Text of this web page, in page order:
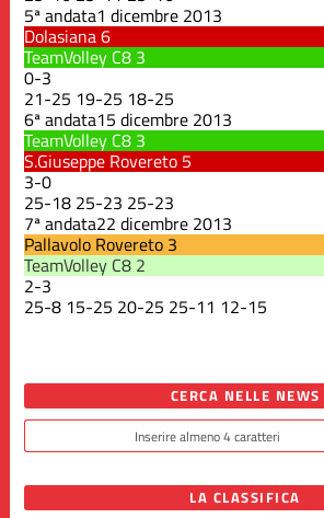
5ª andata1 dicembre 2013
Dolasiana6
TeamVolley C8 3
0-3
21-25 19-25 18-25
6ª andata15 dicembre 2013
TeamVolley C8 3
S.Giuseppe Rovereto 5
3-0
25-18 25-23 25-23
7ª andata22 dicembre 2013
Pallavolo Rovereto 3
TeamVolley C8 2
2-3
25-8 15-25 20-25 25-11 12-15
CERCA NELLE NEWS
LA CLASSIFICA